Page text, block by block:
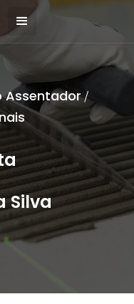
Assentador/
Silva